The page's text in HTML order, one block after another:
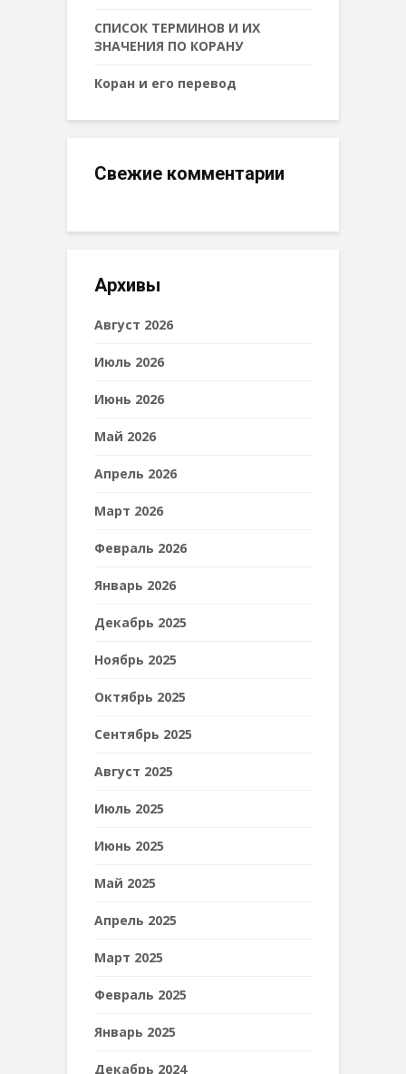
СПИСОК ТЕРМИНОВ И ИХ
ЗНАЧЕНИЯ ПО КОРАНУ
Коран и его перевод
Свежие комментарии
Архивы
Август 2026
Июль 2026
Июнь 2026
Май 2026
Апрель 2026
Март 2026
Февраль 2026
Январь 2026
Декабрь 2025
Ноябрь 2025
Октябрь 2025
Сентябрь 2025
Август 2025
Июль 2025
Июнь 2025
Май 2025
Апрель 2025
Март 2025
Февраль 2025
Январь 2025
Декабрь 2024